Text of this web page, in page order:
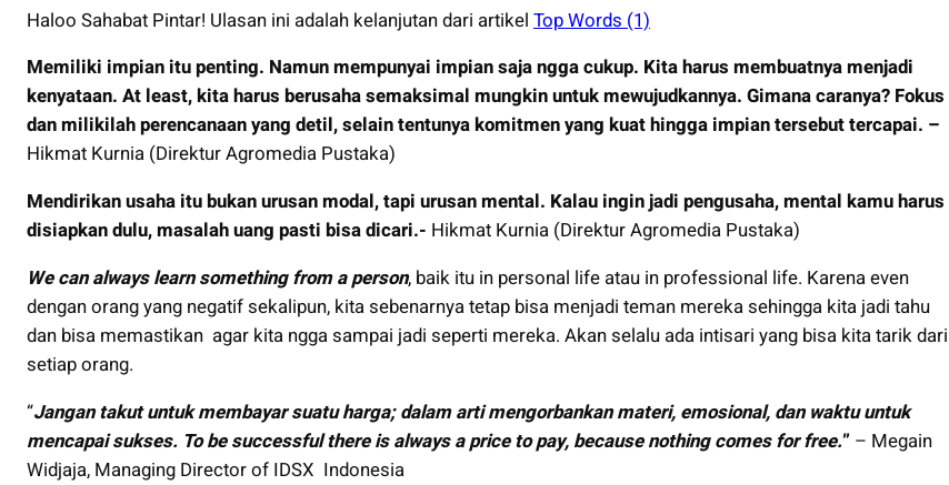
Haloo Sahabat Pintar! Ulasan ini adalah kelanjutan dari artikel Top Words (1)
Memiliki impian itu penting. Namun mempunyai impian saja ngga cukup. Kita harus membuatnya menjadi
kenyataan. At least, kita harus berusaha semaksimal mungkin untuk mewujudkannya. Gimana caranya? Fokus
dan milikilah perencanaan yang detil, selain tentunya komitmen yang kuat hingga impian tersebut tercapai. –
Hikmat Kurnia (Direktur Agromedia Pustaka)
Mendirikan usaha itu bukan urusan modal, tapi urusan mental. Kalau ingin jadi pengusaha, mental kamu harus
disiapkan dulu, masalah uang pasti bisa dicari.- Hikmat Kurnia (Direktur Agromedia Pustaka)
We can always learn something from a person, baik itu in personal life atau in professional life. Karena even
dengan orang yang negatif sekalipun, kita sebenarnya tetap bisa menjadi teman mereka sehingga kita jadi tahu
dan bisa memastikan agar kita ngga sampai jadi seperti mereka. Akan selalu ada intisari yang bisa kita tarik dari
setiap orang.
“Jangan takut untuk membayar suatu harga; dalam arti mengorbankan materi, emosional, dan waktu untuk
mencapai sukses. To be successful there is always a price to pay, because nothing comes for free.” – Megain
Widjaja, Managing Director of IDSX Indonesia